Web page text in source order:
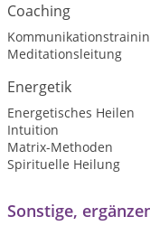
Coaching
Meditationsleitung
Energetik
Energetisches Heilen
Intuition
Matrix-Methoden
Spirituelle Heilung
Sonstige,